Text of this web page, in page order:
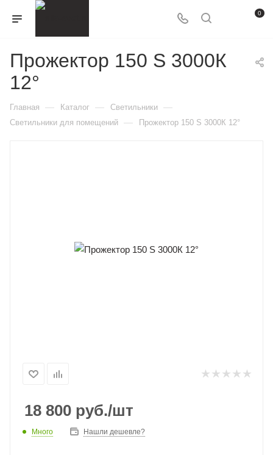
0
Прожектор 150 S 3000К
12°
Главная — Каталог — Светильники —
Светильники для помещений — Прожектор 150 S 3000К 12°
18 800 руб./шт
Много Нашли дешевле?